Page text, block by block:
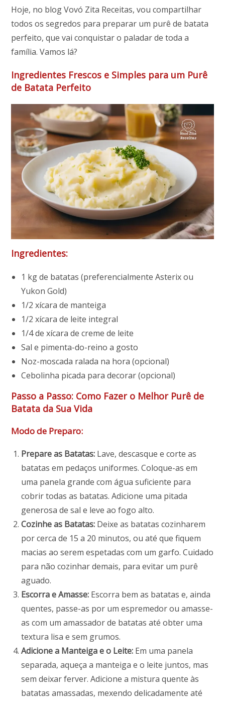
Hoje, no blog Vovó Zita Receitas, vou compartilhar
todos os segredos para preparar um purê de batata
perfeito, que vai conquistar o paladar de toda a
família. Vamos lá?
Ingredientes Frescos e Simples para um Purê
de Batata Perfeito
Ingredientes:
1 kg de batatas (preferencialmente Asterix ou
Yukon Gold)
1/2 xícara de manteiga
1/2 xícara de leite integral
1/4 de xícara de creme de leite
Sal e pimenta-do-reino a gosto
Noz-moscada ralada na hora (opcional)
Cebolinha picada para decorar (opcional)
Passo a Passo: Como Fazer o Melhor Purê de
Batata da Sua Vida
Modo de Preparo:
Prepare as Batatas: Lave, descasque e corte as
batatas em pedaços uniformes. Coloque-as em
uma panela grande com água suficiente para
cobrir todas as batatas. Adicione uma pitada
generosa de sal e leve ao fogo alto.
Cozinhe as Batatas: Deixe as batatas cozinharem
por cerca de 15 a 20 minutos, ou até que fiquem
macias ao serem espetadas com um garfo. Cuidado
para não cozinhar demais, para evitar um purê
aguado.
Escorra e Amasse: Escorra bem as batatas e, ainda
quentes, passe-as por um espremedor ou amasse-
as com um amassador de batatas até obter uma
textura lisa e sem grumos.
Adicione a Manteiga e o Leite: Em uma panela
separada, aqueça a manteiga e o leite juntos, mas
sem deixar ferver. Adicione a mistura quente às
batatas amassadas, mexendo delicadamente até